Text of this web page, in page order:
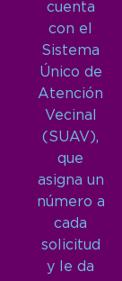
cuenta
con el
Sistema
Único de
Atención
Vecinal
(SUAV),
que
asigna un
número a
cada
solicitud
y le da